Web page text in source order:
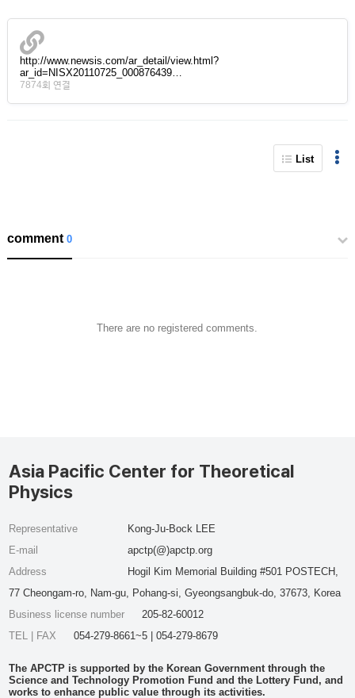
http://www.newsis.com/ar_detail/view.html?
ar_id=NISX20110725_000876439…
7874회 연결
List
comment0
There are no registered comments.
Asia Pacific Center for Theoretical
Physics
Representative
Kong-Ju-Bock LEE
E-mail
apctp(@)apctp.org
Address
Hogil Kim Memorial Building #501 POSTECH,
77 Cheongam-ro, Nam-gu, Pohang-si, Gyeongsangbuk-do, 37673, Korea
Business license number
205-82-60012
TEL | FAX
054-279-8661~5 | 054-279-8679
The APCTP is supported by the Korean Government through the
Science and Technology Promotion Fund and the Lottery Fund, and
works to enhance public value through its activities.